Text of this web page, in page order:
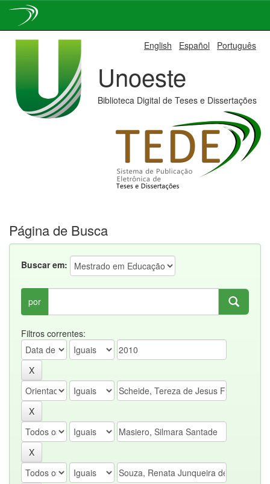
English Español Português
Unoeste
Biblioteca Digital de Teses e Dissertações
Página de Busca
Buscar em:
por
Filtros correntes: